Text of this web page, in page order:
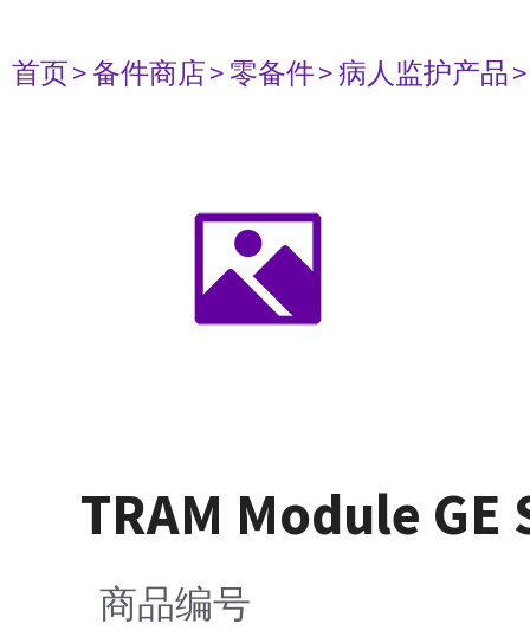
首页> 备件商店> 零备件> 病人监护产品
TRAM Module
商品编号